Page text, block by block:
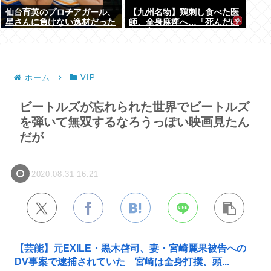
仙台育英のプロチアガール、
星さんに負けない逸材だった
【九州名物】鶏刺し食べた医
師、全身麻痺へ…「死んだほ
ホーム VIP
ビートルズが忘れられた世界でビートルズ
を弾いて無双するなろうっぽい映画見たん
だが
2020.08.31 16:21
【芸能】元EXILE・黒木啓司、妻・宮崎麗果被告への
DV事案で逮捕されていた 宮崎は全身打撲、頭...